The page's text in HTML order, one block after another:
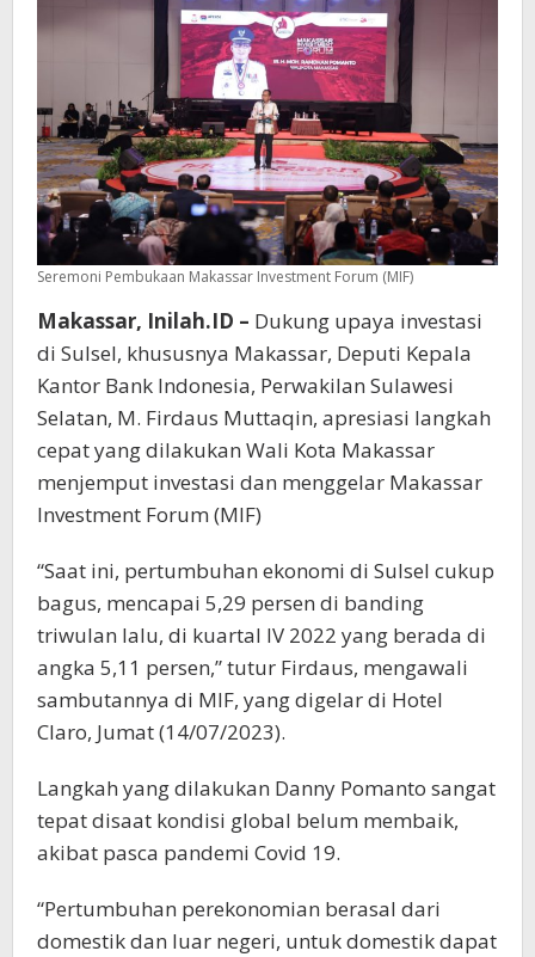
Seremoni Pembukaan Makassar Investment Forum (MIF)
Makassar, Inilah.ID – Dukung upaya investasi
di Sulsel, khususnya Makassar, Deputi Kepala
Kantor Bank Indonesia, Perwakilan Sulawesi
Selatan, M. Firdaus Muttaqin, apresiasi langkah
cepat yang dilakukan Wali Kota Makassar
menjemput investasi dan menggelar Makassar
Investment Forum (MIF)
“Saat ini, pertumbuhan ekonomi di Sulsel cukup
bagus, mencapai 5,29 persen di banding
triwulan lalu, di kuartal IV 2022 yang berada di
angka 5,11 persen,” tutur Firdaus, mengawali
sambutannya di MIF, yang digelar di Hotel
Claro, Jumat (14/07/2023).
Langkah yang dilakukan Danny Pomanto sangat
tepat disaat kondisi global belum membaik,
akibat pasca pandemi Covid 19.
“Pertumbuhan perekonomian berasal dari
domestik dan luar negeri, untuk domestik dapat